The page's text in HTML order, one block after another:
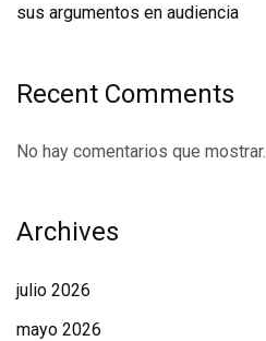
sus argumentos en audiencia
Recent Comments
No hay comentarios que mostrar.
Archives
julio 2026
mayo 2026